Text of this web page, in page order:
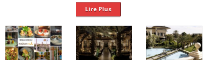
Lire Plus